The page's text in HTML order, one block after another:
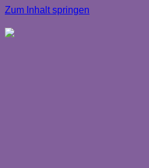
Zum Inhalt springen